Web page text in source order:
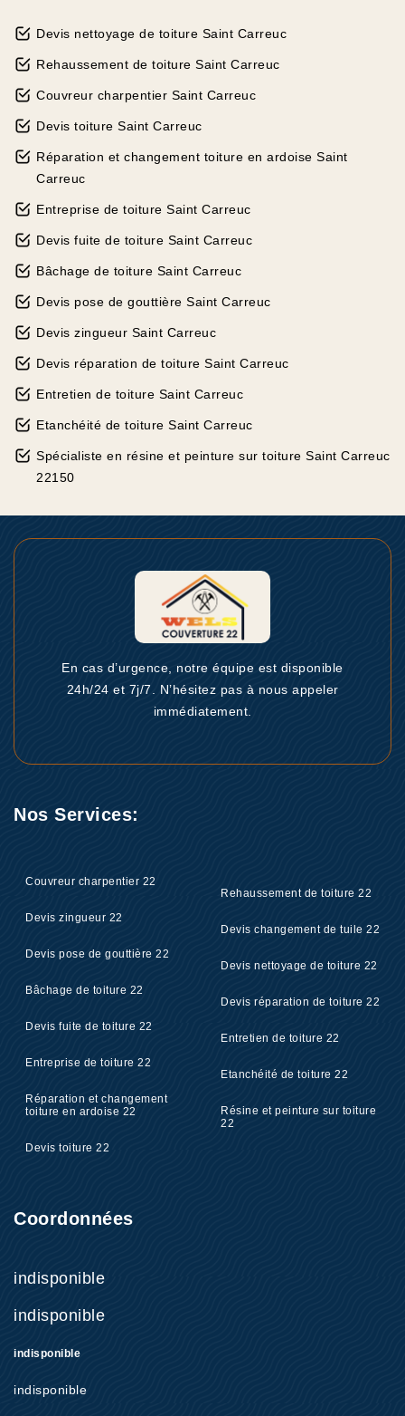
Devis nettoyage de toiture Saint Carreuc
Rehaussement de toiture Saint Carreuc
Couvreur charpentier Saint Carreuc
Devis toiture Saint Carreuc
Réparation et changement toiture en ardoise Saint
Carreuc
Entreprise de toiture Saint Carreuc
Devis fuite de toiture Saint Carreuc
Bâchage de toiture Saint Carreuc
Devis pose de gouttière Saint Carreuc
Devis zingueur Saint Carreuc
Devis réparation de toiture Saint Carreuc
Entretien de toiture Saint Carreuc
Etanchéité de toiture Saint Carreuc
Spécialiste en résine et peinture sur toiture Saint Carreuc
22150
En cas d’urgence, notre équipe est disponible
24h/24 et 7j/7. N’hésitez pas à nous appeler
immédiatement.
Nos Services:
Couvreur charpentier 22
Devis zingueur 22
Devis pose de gouttière 22
Bâchage de toiture 22
Devis fuite de toiture 22
Entreprise de toiture 22
Réparation et changement
toiture en ardoise 22
Devis toiture 22
Rehaussement de toiture 22
Devis changement de tuile 22
Devis nettoyage de toiture 22
Devis réparation de toiture 22
Entretien de toiture 22
Etanchéité de toiture 22
Résine et peinture sur toiture
22
Coordonnées
indisponible
indisponible
indisponible
indisponible